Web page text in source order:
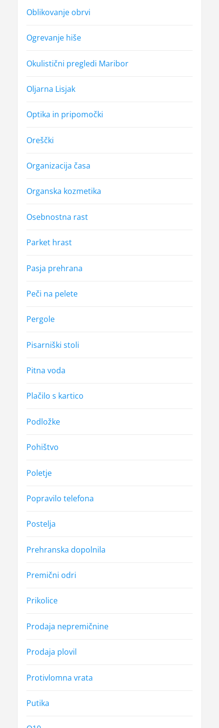
Oblikovanje obrvi
Ogrevanje hiše
Okulistični pregledi Maribor
Oljarna Lisjak
Optika in pripomočki
Oreščki
Organizacija časa
Organska kozmetika
Osebnostna rast
Parket hrast
Pasja prehrana
Peči na pelete
Pergole
Pisarniški stoli
Pitna voda
Plačilo s kartico
Podložke
Pohištvo
Poletje
Popravilo telefona
Postelja
Prehranska dopolnila
Premični odri
Prikolice
Prodaja nepremičnine
Prodaja plovil
Protivlomna vrata
Putika